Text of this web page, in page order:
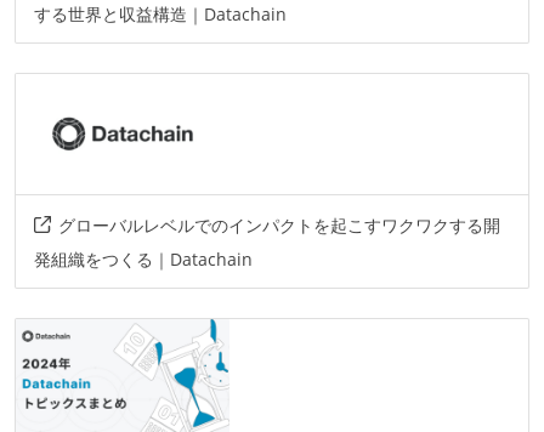
する世界と収益構造｜Datachain
グローバルレベルでのインパクトを起こすワクワクする開
発組織をつくる｜Datachain